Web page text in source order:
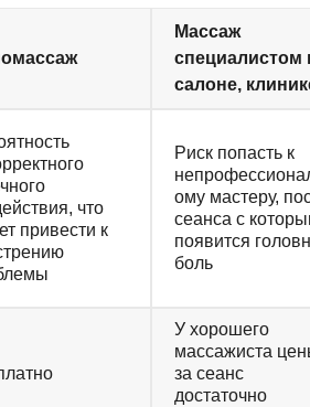
Массаж
специалистом
салоне,
что
привести к
Риск попасть к
ому мастеру,
сеанса с
появится
боль
У хорошего
массажиста
за сеанс
достаточно